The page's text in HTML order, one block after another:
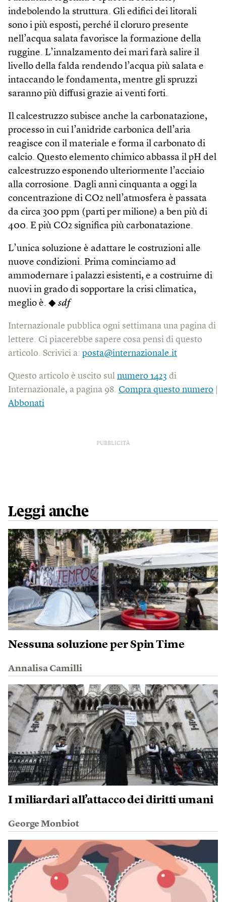
indebolendo la struttura. Gli edifici dei litorali
sono i più esposti, perché il cloruro presente
nell’acqua salata favorisce la formazione della
ruggine. L’innalzamento dei mari farà salire il
livello della falda rendendo l’acqua più salata e
intaccando le fondamenta, mentre gli spruzzi
saranno più diffusi grazie ai venti forti.
Il calcestruzzo subisce anche la carbonatazione,
processo in cui l’anidride carbonica dell’aria
reagisce con il materiale e forma il carbonato di
calcio. Questo elemento chimico abbassa il pH del
calcestruzzo esponendo ulteriormente l’acciaio
alla corrosione. Dagli anni cinquanta a oggi la
concentrazione di CO2 nell’atmosfera è passata
da circa 300 ppm (parti per milione) a ben più di
400. E più CO2 significa più carbonatazione.
L’unica soluzione è adattare le costruzioni alle
nuove condizioni. Prima cominciamo ad
ammodernare i palazzi esistenti, e a costruirne di
nuovi in grado di sopportare la crisi climatica,
meglio è. ◆ sdf
Internazionale pubblica ogni settimana una pagina di
lettere. Ci piacerebbe sapere cosa pensi di questo
articolo. Scrivici a: posta@internazionale.it
Questo articolo è uscito sul numero 1423 di
Internazionale, a pagina 98. Compra questo numero
Abbonati
PUBBLICITÀ
Leggi anche
Nessuna soluzione per Spin Time
Annalisa Camilli
I miliardari all’attacco dei diritti umani
George Monbiot